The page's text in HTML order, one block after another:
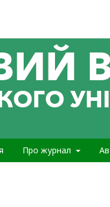
Про журнал